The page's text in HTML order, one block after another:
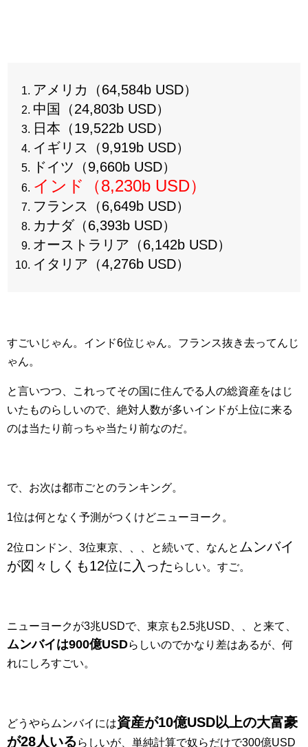
アメリカ（64,584b USD）
中国（24,803b USD）
日本（19,522b USD）
イギリス（9,919b USD）
ドイツ（9,660b USD）
インド（8,230b USD）
フランス（6,649b USD）
カナダ（6,393b USD）
オーストラリア（6,142b USD）
イタリア（4,276b USD）
すごいじゃん。インド6位じゃん。フランス抜き去ってんじ
ゃん。
と言いつつ、これってその国に住んでる人の総資産をはじ
いたものらしいので、絶対人数が多いインドが上位に来る
のは当たり前っちゃ当たり前なのだ。
で、お次は都市ごとのランキング。
1位は何となく予測がつくけどニューヨーク。
2位ロンドン、3位東京、、、と続いて、なんと ムンバイ
が図々しくも12位に入った らしい。すご。
ニューヨークが3兆USDで、東京も2.5兆USD、、と来て、
ムンバイは900億USDらしいのでかなり差はあるが、何
れにしろすごい。
どうやらムンバイには資産が10億USD以上の大富豪
が28人いるらしいが、単純計算で奴らだけで300億USD